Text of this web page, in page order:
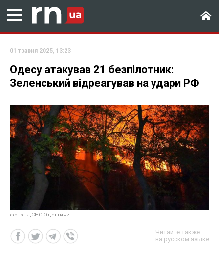
01 травня 2025, 13:23
Одесу атакував 21 безпілотник:
Зеленський відреагував на удари РФ
фото: ДСНС Одещини
Читайте также
на русском языке